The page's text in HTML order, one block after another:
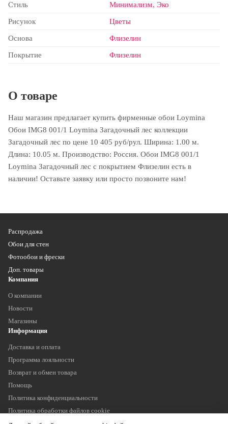
Стиль Минимализм, Эко
Рисунок Цветы
Основа Флизелин
Покрытие Флизелин
О товаре
Наш магазин предлагает купить фирменные обои Loymina
Обои IMG8 001/1 Loymina Загадочный лес коллекции
Загадочный лес по цене 10 405 руб/рул. Ширина: 1.00 м.
Длина: 10.05 м. Производство: Россия. Обои IMG8 001/1
Loymina Загадочный лес с покрытием Флизелин есть в
наличии! Оставьте заявку или просто позвоните нам!
Распродажа
Обои для стен
Фотообои и фрески
Доп. товары
Компания
О компании
Новости
Магазины
Информация
Доставка и оплата
Программа лояльности
Возврат и обмен товара
Помощь
Политика конфиденциальности
Политика обработки файлов cookie